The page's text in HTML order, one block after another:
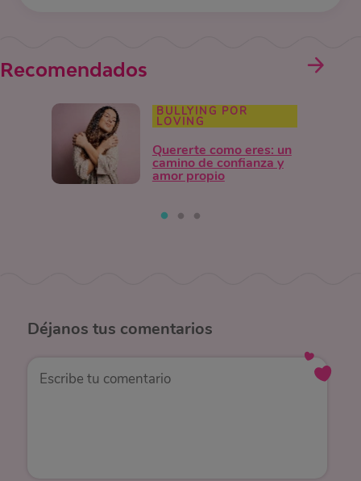
Recomendados
BULLYING POR
LOVING
Quererte como eres: un
camino de confianza y
amor propio
Déjanos tus comentarios